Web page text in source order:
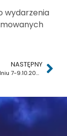
wydarzenia
NASTĘPNY
Utrudnienia w dniu 7-9.10.2025 r. w kursowaniu linii nr 1 i 26 – ul. Rejowska